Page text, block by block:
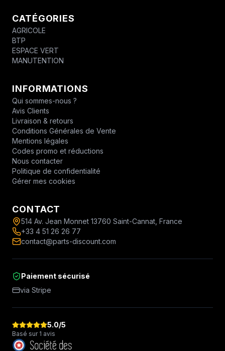
CATÉGORIES
AGRICOLE
BTP
ESPACE VERT
MANUTENTION
INFORMATIONS
Qui sommes-nous ?
Avis Clients
Livraison & retours
Conditions Générales de Vente
Mentions légales
Codes promo et réductions
Nous contacter
Politique de confidentialité
Gérer mes cookies
CONTACT
514 Av. Jean Monnet 13760 Saint-Cannat, France
+33 4 51 26 26 77
contact@parts-discount.com
Paiement sécurisé
via Stripe
5.0/5
Basé sur 1 avis